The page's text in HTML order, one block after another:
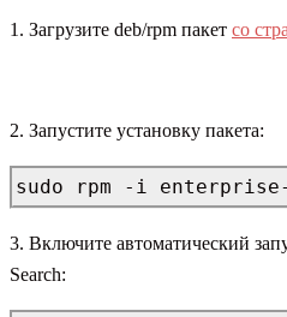
1. Загрузите deb/rpm пакет со
2. Запустите установку пакета:
sudo rpm -i
3. Включите автоматический
Search: